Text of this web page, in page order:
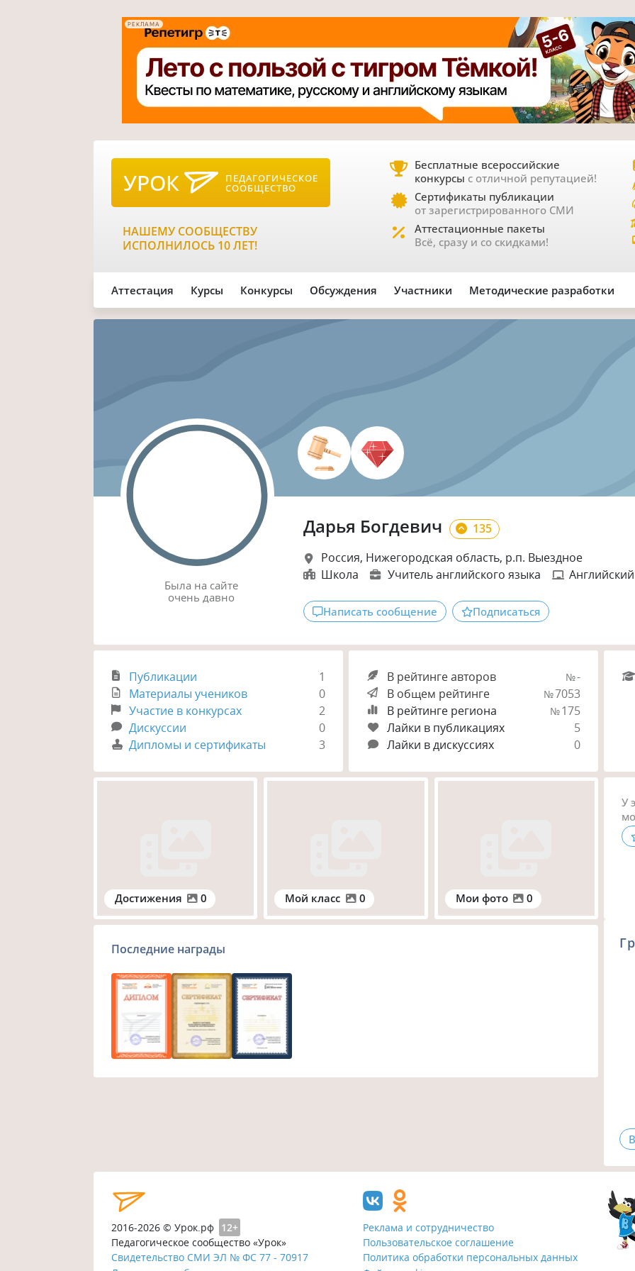
РЕКЛАМА
УРОК ПЕДАГОГИЧЕСКОЕ
СООБЩЕСТВО
НАШЕМУ СООБЩЕСТВУ
ИСПОЛНИЛОСЬ 10 ЛЕТ!
Бесплатные всероссийские
конкурсы с отличной репутацией!
Сертификаты публикации
от зарегистрированного СМИ
Аттестационные пакеты
Всё, сразу и со скидками!
Аттестация Курсы Конкурсы Обсуждения Участники Методические разработки
Была на сайте
очень давно
Дарья Богдевич
135
Россия, Нижегородская область, р.п. Выездное
Школа
Учитель английского языка
Написать сообщение Подписаться
Публикации
1
Материалы учеников
0
Участие в конкурсах
2
Дискуссии
0
Дипломы и сертификаты
3
В рейтинге авторов №-
В общем рейтинге
№7053
В рейтинге региона
№175
Лайки в публикациях
5
Лайки в дискуссиях
0
Достижения 0 Мой класс 0 Мои фото 0
Последние награды
У
2016-2026 © Урок.рф 12+
Педагогическое сообщество «Урок»
Свидетельство СМИ ЭЛ № ФС 77 - 70917
Реклама и сотрудничество
Пользовательское соглашение
Политика обработки персональных данных